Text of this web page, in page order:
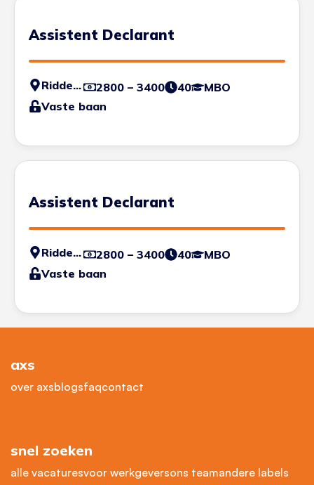
Assistent Declarant
Ridderkerk 2800 – 3400 40
MBO
Vaste baan
Assistent Declarant
Ridderkerk 2800 – 3400 40
MBO
Vaste baan
axs
over axsblogsfaqcontact
snel zoeken
alle vacaturesvoor werkgeversons teamandere labels